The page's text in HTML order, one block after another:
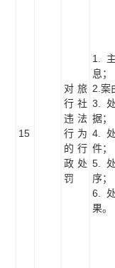
15
对旅
行社
违法
行为
的行
政处
罚
1.
息；
2.案
3.
据；
4.
件；
5.
序；
6.
果。